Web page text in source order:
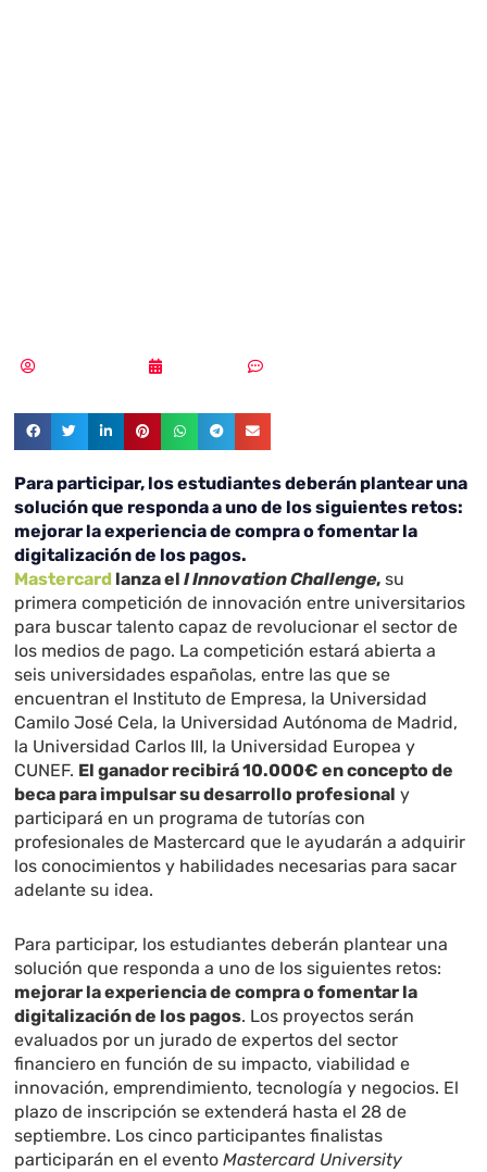
Para participar, los estudiantes deberán plantear una
solución que responda a uno de los siguientes retos:
mejorar la experiencia de compra o fomentar la
digitalización de los pagos.
Mastercard lanza elI Innovation Challenge, su
primera competición de innovación entre universitarios
para buscar talento capaz de revolucionar el sector de
los medios de pago. La competición estará abierta a
seis universidades españolas, entre las que se
encuentran el Instituto de Empresa, la Universidad
Camilo José Cela, la Universidad Autónoma de Madrid,
la Universidad Carlos III, la Universidad Europea y
CUNEF. El ganador recibirá 10.000€ en concepto de
beca para impulsar su desarrollo profesional y
participará en un programa de tutorías con
profesionales de Mastercard que le ayudarán a adquirir
los conocimientos y habilidades necesarias para sacar
adelante su idea.
Para participar, los estudiantes deberán plantear una
solución que responda a uno de los siguientes retos:
mejorar la experiencia de compra o fomentar la
digitalización de los pagos. Los proyectos serán
evaluados por un jurado de expertos del sector
financiero en función de su impacto, viabilidad e
innovación, emprendimiento, tecnología y negocios. El
plazo de inscripción se extenderá hasta el 28 de
septiembre. Los cinco participantes finalistas
participarán en el eventoMastercard University